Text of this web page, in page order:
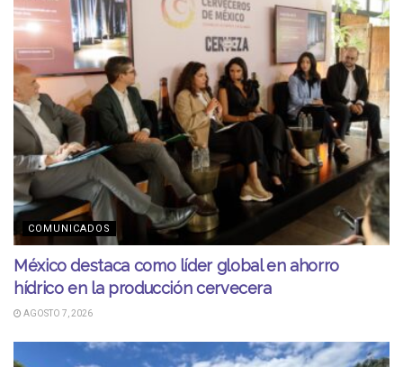
COMUNICADOS
México destaca como líder global en ahorro
hídrico en la producción cervecera
AGOSTO 7, 2026